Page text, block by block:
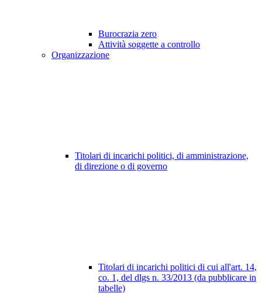
Burocrazia zero
Attività soggette a controllo
Organizzazione
Titolari di incarichi politici, di amministrazione,
di direzione o di governo
Titolari di incarichi politici di cui all'art. 14,
co. 1, del dlgs n. 33/2013 (da pubblicare in
tabelle)